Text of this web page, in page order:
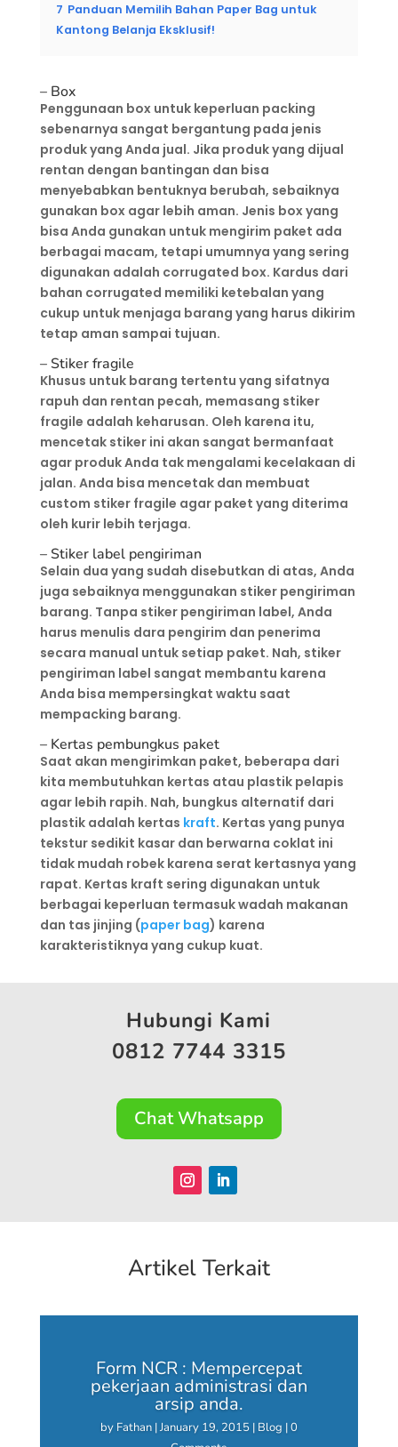
7 Panduan Memilih Bahan Paper Bag untuk
Kantong Belanja Eksklusif!
– Box
Penggunaan box untuk keperluan packing
sebenarnya sangat bergantung pada jenis
produk yang Anda jual. Jika produk yang dijual
rentan dengan bantingan dan bisa
menyebabkan bentuknya berubah, sebaiknya
gunakan box agar lebih aman. Jenis box yang
bisa Anda gunakan untuk mengirim paket ada
berbagai macam, tetapi umumnya yang sering
digunakan adalah corrugated box. Kardus dari
bahan corrugated memiliki ketebalan yang
cukup untuk menjaga barang yang harus dikirim
tetap aman sampai tujuan.
– Stiker fragile
Khusus untuk barang tertentu yang sifatnya
rapuh dan rentan pecah, memasang stiker
fragile adalah keharusan. Oleh karena itu,
mencetak stiker ini akan sangat bermanfaat
agar produk Anda tak mengalami kecelakaan di
jalan. Anda bisa mencetak dan membuat
custom stiker fragile agar paket yang diterima
oleh kurir lebih terjaga.
– Stiker label pengiriman
Selain dua yang sudah disebutkan di atas, Anda
juga sebaiknya menggunakan stiker pengiriman
barang. Tanpa stiker pengiriman label, Anda
harus menulis dara pengirim dan penerima
secara manual untuk setiap paket. Nah, stiker
pengiriman label sangat membantu karena
Anda bisa mempersingkat waktu saat
mempacking barang.
– Kertas pembungkus paket
Saat akan mengirimkan paket, beberapa dari
kita membutuhkan kertas atau plastik pelapis
agar lebih rapih. Nah, bungkus alternatif dari
plastik adalah kertas kraft. Kertas yang punya
tekstur sedikit kasar dan berwarna coklat ini
tidak mudah robek karena serat kertasnya yang
rapat. Kertas kraft sering digunakan untuk
berbagai keperluan termasuk wadah makanan
dan tas jinjing (paper bag) karena
karakteristiknya yang cukup kuat.
Hubungi Kami
0812 7744 3315
Chat Whatsapp
Artikel Terkait
Form NCR : Mempercepat
pekerjaan administrasi dan
arsip anda.
by Fathan|January 19, 2015| Blog | 0